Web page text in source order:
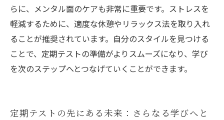
らに、メンタル面のケアも非常に重要です。ストレスを
軽減するために、適度な休憩やリラックス法を取り入れ
ることが推奨されています。自分のスタイルを見つける
ことで、定期テストの準備がよりスムーズになり、学び
を次のステップへとつなげていくことができます。
定期テストの先にある未来：さらなる学びへと